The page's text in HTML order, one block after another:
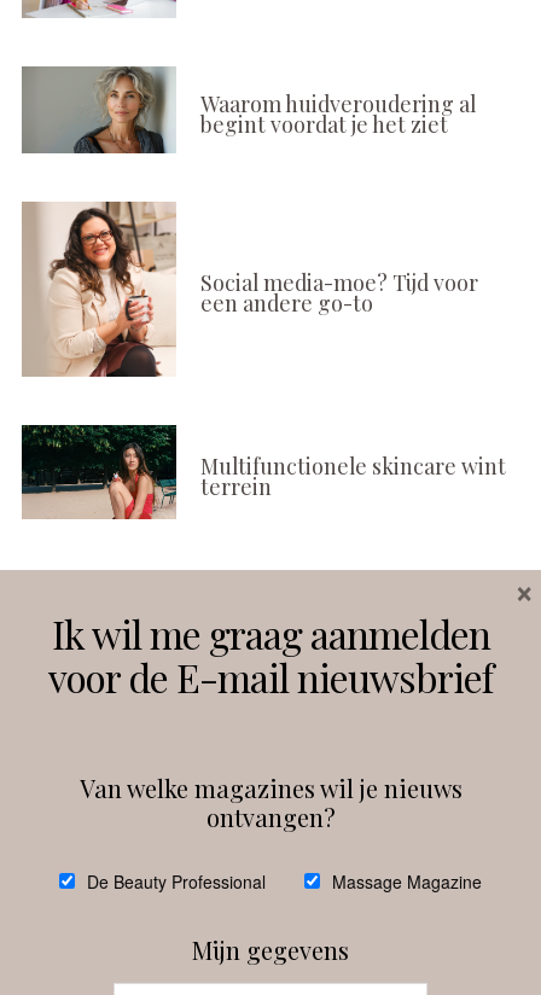
Waarom huidveroudering al
begint voordat je het ziet
Social media-moe? Tijd voor
een andere go-to
Multifunctionele skincare wint
terrein
Instagram Facebook
debeautyprofessional
Ik wil me graag aanmelden
voor de E-mail nieuwsbrief
Van welke magazines wil je nieuws
ontvangen?
De Beauty Professional Massage Magazine
Mijn gegevens
×